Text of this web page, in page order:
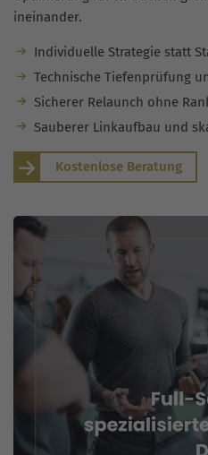
ineinander.
Individuelle Strategie statt
Technische Tiefenprüfung
Sicherer Relaunch ohne
Sauberer Linkaufbau und
Kostenlose Beratung